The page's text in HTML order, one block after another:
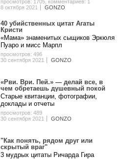
просмотров: 1705, комментариев: 1
8 октября 2021
GONZO
40 убийственных цитат Агаты
Кристи
«Мама» знаменитых сыщиков Эркюля
Пуаро и мисс Марпл
просмотров: 496
30 сентября 2021
GONZO
«Рви. Ври. Пей.» — делай все, в
чем обретаешь душевный покой
Старые квитанции, фотографии,
доклады и отчеты
просмотров: 489
30 сентября 2021
GONZO
"Как понять, рядом друг или
скрытый враг"
3 мудрых цитаты Ричарда Гира